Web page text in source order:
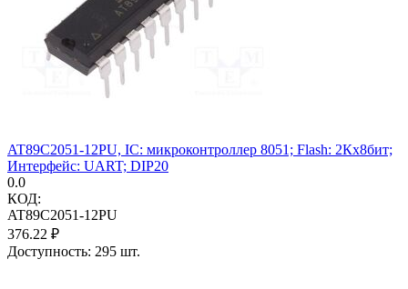
AT89C2051-12PU, IC: микроконтроллер 8051; Flash: 2Кx8бит;
Интерфейс: UART; DIP20
0.0
КОД:
AT89C2051-12PU
376.22 ₽
Доступность: 295 шт.